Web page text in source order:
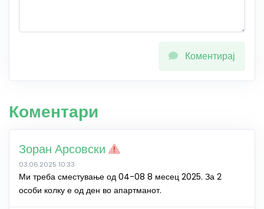
Коментирај
Коментари
Зоран Арсовски
03.06.2025 10:33
Ми треба сместување од 04-08 8 месец 2025. За 2
особи колку е од ден во апартманот.